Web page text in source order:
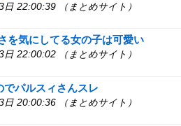
22:00:39 （まとめサイト）
を気にしてる女の子は可愛い
22:00:02 （まとめサイト）
パルスィさんスレ
20:00:36 （まとめサイト）